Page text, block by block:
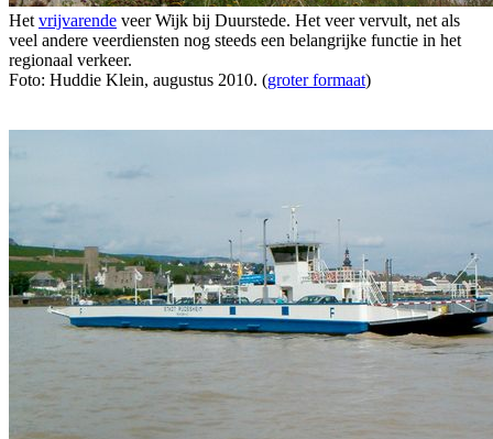
Het vrijvarende veer Wijk bij Duurstede. Het veer vervult, net als
veel andere veerdiensten nog steeds een belangrijke functie in het
regionaal verkeer.
Foto: Huddie Klein, augustus 2010. (groter formaat)